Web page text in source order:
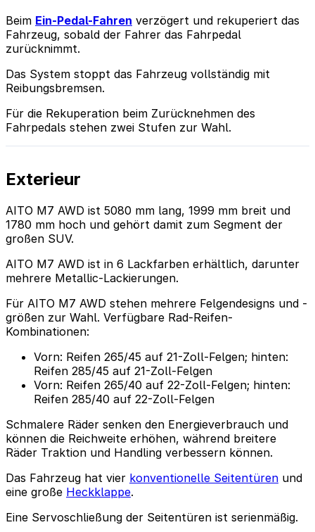
Beim Ein-Pedal-Fahren verzögert und rekuperiert das
Fahrzeug, sobald der Fahrer das Fahrpedal
zurücknimmt.
Das System stoppt das Fahrzeug vollständig mit
Reibungsbremsen.
Für die Rekuperation beim Zurücknehmen des
Fahrpedals stehen zwei Stufen zur Wahl.
Exterieur
AITO M7 AWD ist 5080 mm lang, 1999 mm breit und
1780 mm hoch und gehört damit zum Segment der
großen SUV.
AITO M7 AWD ist in 6 Lackfarben erhältlich, darunter
mehrere Metallic-Lackierungen.
Für AITO M7 AWD stehen mehrere Felgendesigns und -
größen zur Wahl. Verfügbare Rad-Reifen-
Kombinationen:
Vorn: Reifen 265/45 auf 21-Zoll-Felgen; hinten:
Reifen 285/45 auf 21-Zoll-Felgen
Vorn: Reifen 265/40 auf 22-Zoll-Felgen; hinten:
Reifen 285/40 auf 22-Zoll-Felgen
Schmalere Räder senken den Energieverbrauch und
können die Reichweite erhöhen, während breitere
Räder Traktion und Handling verbessern können.
Das Fahrzeug hat vier konventionelle Seitentüren und
eine große Heckklappe.
Eine Servoschließung der Seitentüren ist serienmäßig.